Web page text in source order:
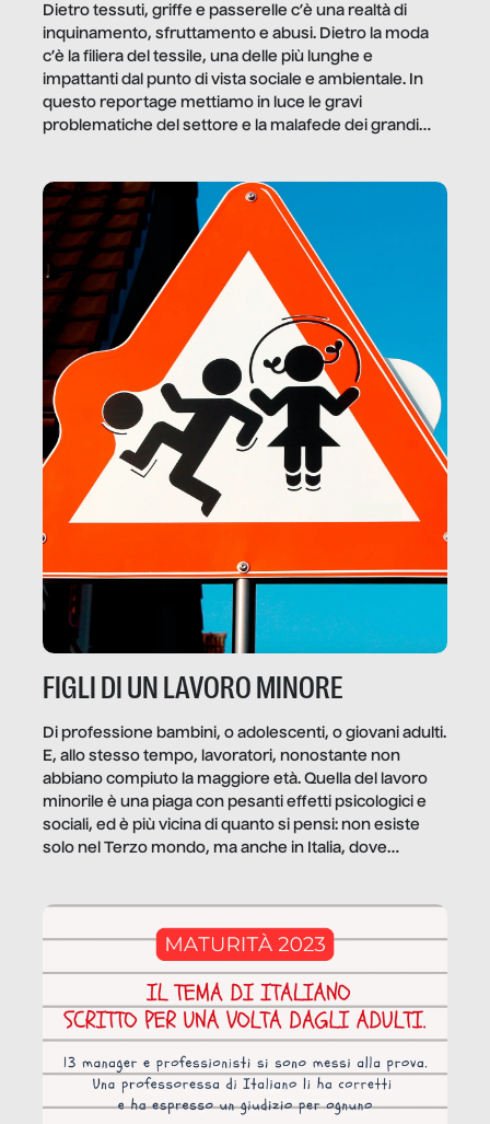
Dietro tessuti, griffe e passerelle c’è una realtà di
inquinamento, sfruttamento e abusi. Dietro la moda
c’è la filiera del tessile, una delle più lunghe e
impattanti dal punto di vista sociale e ambientale. In
questo reportage mettiamo in luce le gravi
problematiche del settore e la malafede dei grandi
FIGLI DI UN LAVORO MINORE
Di professione bambini, o adolescenti, o giovani adulti.
E, allo stesso tempo, lavoratori, nonostante non
abbiano compiuto la maggiore età. Quella del lavoro
minorile è una piaga con pesanti effetti psicologici e
sociali, ed è più vicina di quanto si pensi: non esiste
solo nel Terzo mondo, ma anche in Italia, dove